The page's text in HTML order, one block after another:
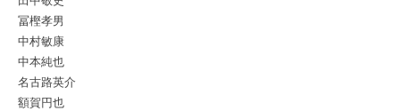
冨樫孝男
中村敏康
中本純也
名古路英介
額賀円也